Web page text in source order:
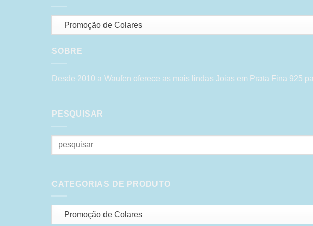
Promoção de Colares
SOBRE
Desde 2010 a Waufen oferece as mais lindas Joias em Prata Fina 925
PESQUISAR
Pesquisar
CATEGORIAS DE PRODUTO
Promoção de Colares